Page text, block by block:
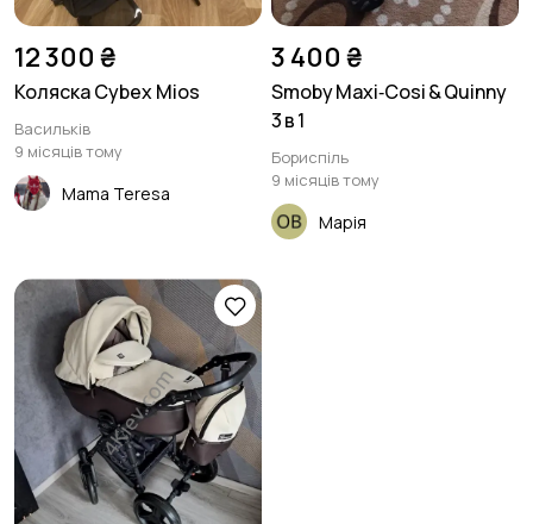
12 300 ₴
Коляска Cybex Mios
Васильків
9 місяців тому
Mama Teresa
3 400 ₴
Smoby Maxi‑Cosi & Quinny
3 в 1
Бориспіль
9 місяців тому
Марія